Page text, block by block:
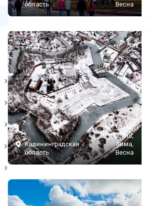
область
Весна
Калининградская
область
Лето,
Осень,
Зима,
Весна